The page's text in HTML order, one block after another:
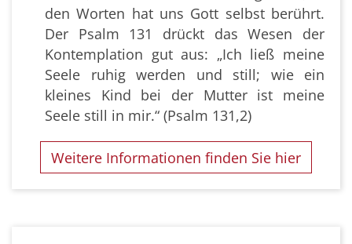
den Worten hat uns Gott selbst berührt.
Der Psalm 131 drückt das Wesen der
Kontemplation gut aus: „Ich ließ meine
Seele ruhig werden und still; wie ein
kleines Kind bei der Mutter ist meine
Seele still in mir.“ (Psalm 131,2)
Weitere Informationen finden Sie hier